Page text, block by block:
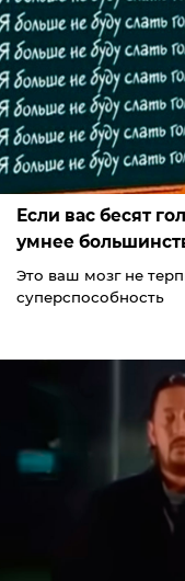
Если вас бесят
умнее
Это ваш мозг не
суперспособность